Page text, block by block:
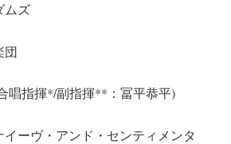
ムズ
団
唱指揮*/副指揮**：冨平恭平)
ーヴ・アンド・センティメンタ